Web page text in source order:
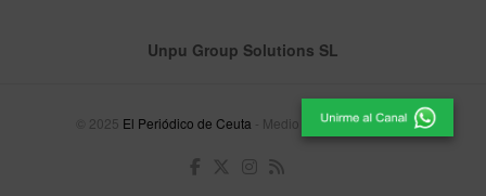
Unpu Group Solutions SL
© 2025 El Periódico de Ceuta - Medio de Comunicación